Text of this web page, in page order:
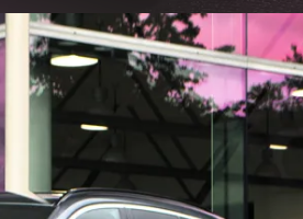
3-DEURS
CABRIO
5-DEURS